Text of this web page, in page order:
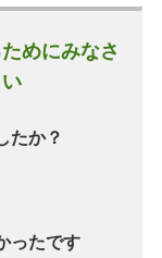
めにみなさ
たか？
ったです